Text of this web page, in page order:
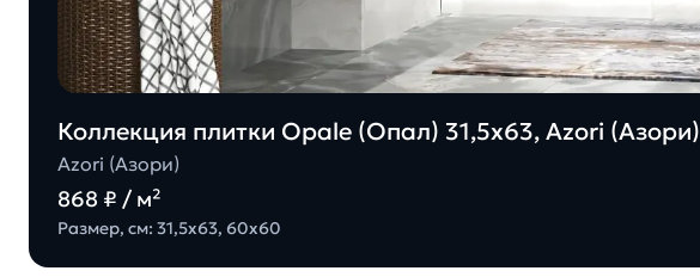
Коллекция плитки Opale (Опал) 31,5х63, Azori (Азори)
Azori (Азори)
868 ₽ / м²
Размер, см: 31,5х63, 60х60